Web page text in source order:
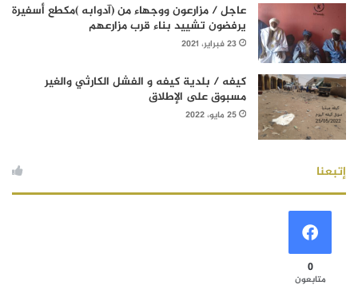
عاجل / مزارعون ووجهاء من (آدوابه )مكطع أسفيرة
يرفضون تشييد بناء قرب مزارعهم
23 فبراير، 2021
كيفه / بلدية كيفه و الفشل الكارثي والغير
مسبوق على الإطلاق
25 مايو، 2022
إتبعنا
0
متابعون